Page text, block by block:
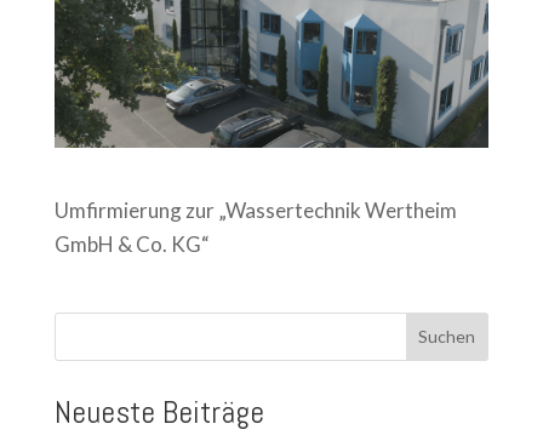
Umfirmierung zur „Wassertechnik Wertheim
GmbH & Co. KG“
Suchen
Neueste Beiträge